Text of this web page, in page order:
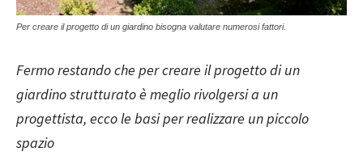
Per creare il progetto di un giardino bisogna valutare numerosi fattori.
Fermo restando che per creare il progetto di un
giardino strutturato è meglio rivolgersi a un
progettista, ecco le basi per realizzare un piccolo
spazio